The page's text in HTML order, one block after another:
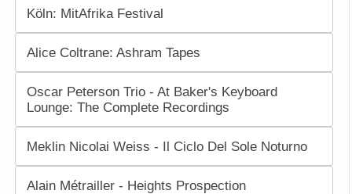
Köln: MitAfrika Festival
Alice Coltrane: Ashram Tapes
Oscar Peterson Trio - At Baker's Keyboard
Lounge: The Complete Recordings
Meklin Nicolai Weiss - Il Ciclo Del Sole Noturno
Alain Métrailler - Heights Prospection